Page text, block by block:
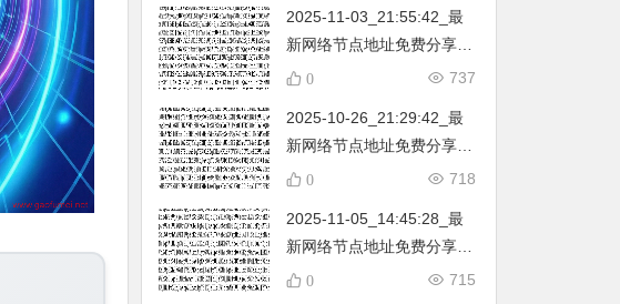
韩国|新加坡|台湾|马来西亚|
…
2025-11-03_21:55:42_最
新网络节点地址免费分享…
不定期更新…开放免费分享
韩国|新加坡|台湾|马来西亚|
…
737
0
2025-10-26_21:29:42_最
新网络节点地址免费分享…
不定期更新…开放免费分享
韩国|新加坡|台湾|马来西亚|
…
718
0
2025-11-05_14:45:28_最
新网络节点地址免费分享…
不定期更新…开放免费分享
715
0